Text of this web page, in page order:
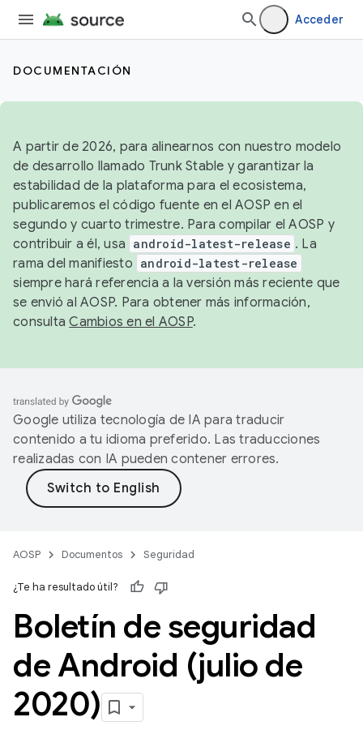
Acceder
DOCUMENTACIÓN
A partir de 2026, para alinearnos con nuestro modelo
de desarrollo llamado Trunk Stable y garantizar la
estabilidad de la plataforma para el ecosistema,
publicaremos el código fuente en el AOSP en el
segundo y cuarto trimestre. Para compilar el AOSP y
contribuir a él, usa android-latest-release . La
rama del manifiesto android-latest-release
siempre hará referencia a la versión más reciente que
se envió al AOSP. Para obtener más información,
consultaCambios en el AOSP.
Google utiliza tecnología de IA para traducir
contenido a tu idioma preferido. Las traducciones
realizadas con IA pueden contener errores.
AOSP Documentos Seguridad
¿Te ha resultado útil?
Boletín de seguridad
de Android (julio de
2020)